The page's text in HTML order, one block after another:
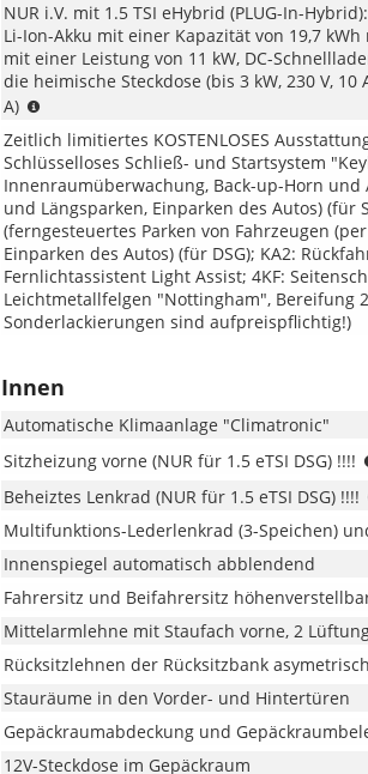
mit
1.5
TSI
eHybrid
(PLUG-
In-
Hybrid)
NUR i.V. mit 1.5 TSI eHybrid (PLUG-In-
Li-Ion-Akku mit einer Kapazität von 19,7
mit einer Leistung von 11 kW, DC-
die heimische Steckdose (bis 3 kW, 230 V,
A)
mit
1.5
TSI
eHybrid
(PLUG-
In-
Hybrid)
Zeitlich limitiertes KOSTENLOSES
Schlüsselloses Schließ- und Startsystem
Innenraumüberwachung, Back-up-Horn
und Längsparken, Einparken des Autos) (für
(ferngesteuertes Parken von Fahrzeugen
Einparken des Autos) (für DSG); KA2:
Fernlichtassistent Light Assist; 4KF:
Leichtmetallfelgen "Nottingham", Bereifung
Sonderlackierungen sind aufpreispflichtig!)
Innen
Automatische Klimaanlage "Climatronic"
Sitzheizung vorne (NUR für 1.5 eTSI DSG) !!!!
Beheiztes Lenkrad (NUR für 1.5 eTSI DSG) !!!!
Multifunktions-Lederlenkrad (3-Speichen)
Innenspiegel automatisch abblendend
Fahrersitz und Beifahrersitz
Mittelarmlehne mit Staufach vorne, 2
Rücksitzlehnen der Rücksitzbank
Stauräume in den Vorder- und Hintertüren
Gepäckraumabdeckung und
12V-Steckdose im Gepäckraum